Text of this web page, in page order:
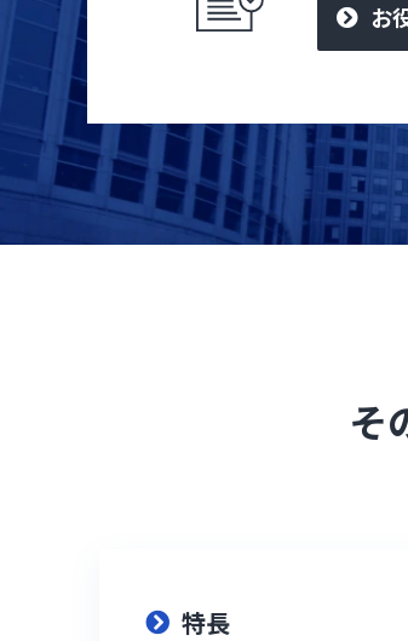
お
そ
特長